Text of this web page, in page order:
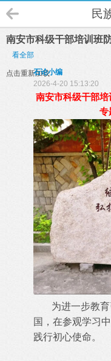
民
南安市科级干部培训班
看全部
点击重新加载
石论小编
2026-4-20 15:13:20
南安市科级干部
专
为进一步教
国，在参观学习
践行初心使命。